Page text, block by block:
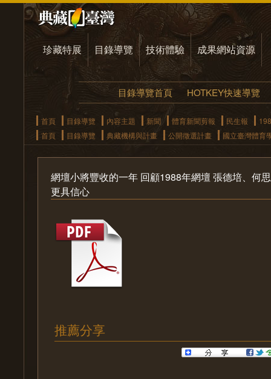
珍藏特展 目錄導覽 技術體驗 成果網站資源
目錄導覽首頁 HOTKEY快速導覽
首頁 目錄導覽 內容主題 新聞 體育新聞剪報 民生報
首頁
目錄導覽 典藏機構與計畫 公開徵選計畫 國立臺灣體育
網壇小將豐收的一年 回顧1988年網壇 張德培、何
更具信心
推薦分享